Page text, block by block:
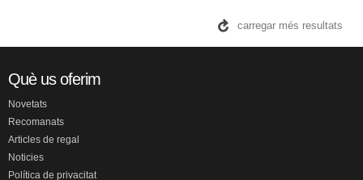
carregar més resultats
Què us oferim
Novetats
Recomanats
Articles de regal
Noticies
Política de privacitat